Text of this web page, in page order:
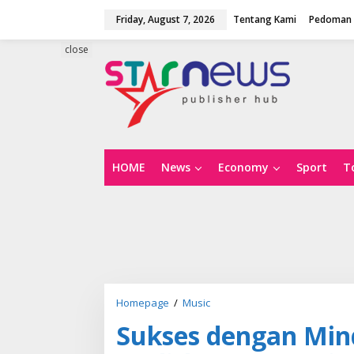
Friday, August 7, 2026 Tentang Kami Pedoman
HOME News Economy Sport
close
Homepage / Music
k
s
Sukses dengan